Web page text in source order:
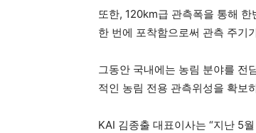
또한, 120km급 관측폭을 통해
한 번에 포착함으로써 관측 주기
그동안 국내에는 농림 분야를 전
적인 농림 전용 관측위성을 확보
KAI 김종출 대표이사는 “지난 5